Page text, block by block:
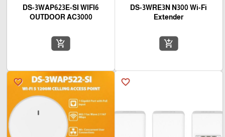
DS-3WRE3N N300 Wi-Fi
Extender
add_shopping_cart
DS-3WAP623E-SI WIFI6
OUTDOOR AC3000
add_shopping_cart
favorite_border
favorite_border